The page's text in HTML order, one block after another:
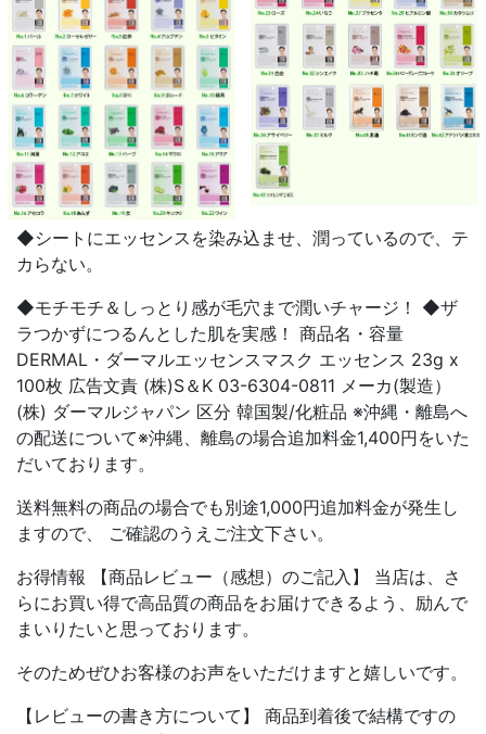
◆シートにエッセンスを染み込ませ、潤っているので、テ
カらない。
◆モチモチ＆しっとり感が毛穴まで潤いチャージ！ ◆ザ
ラつかずにつるんとした肌を実感！ 商品名・容量
DERMAL・ダーマルエッセンスマスク エッセンス 23g x
100枚 広告文責 (株)S＆K 03-6304-0811 メーカ(製造）
(株) ダーマルジャパン 区分 韓国製/化粧品 ※沖縄・離島へ
の配送について※沖縄、離島の場合追加料金1,400円をいた
だいております。
送料無料の商品の場合でも別途1,000円追加料金が発生し
ますので、 ご確認のうえご注文下さい。
お得情報 【商品レビュー（感想）のご記入】 当店は、さ
らにお買い得で高品質の商品をお届けできるよう、励んで
まいりたいと思っております。
そのためぜひお客様のお声をいただけますと嬉しいです。
【レビューの書き方について】 商品到着後で結構ですの